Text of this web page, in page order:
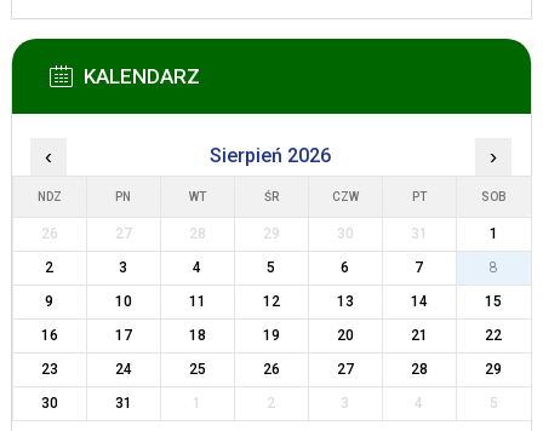
KALENDARZ
‹ Sierpień 2026 ›
NDZ PN WT ŚR CZW PT SOB
26 27 28 29 30 31
1
2
3 4 5 6 7
8
9
10 11 12 13 14
15
16
17 18 19 20 21
22
23
24 25 26 27 28
29
30
31 1 2 3 4 5